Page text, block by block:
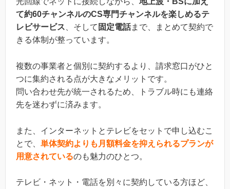
て約60チャンネルのCS専門チャンネルを楽しめるテ
レビサービス 、そして 固定電話まで、まとめて契約で
きる体制が整っています。
複数の事業者と個別に契約するより、請求窓口がひと
つに集約される点が大きなメリットです。
問い合わせ先が統一されるため、トラブル時にも連絡
先を迷わずに済みます。
また、インターネットとテレビをセットで申し込むこ
とで、 単体契約よりも月額料金を抑えられるプランが
用意されているのも魅力のひとつ。
テレビ・ネット・電話を別々に契約している方ほど、